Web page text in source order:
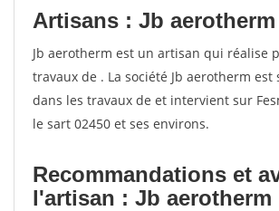
Artisans : Jb aerotherm
Jb aerotherm est un artisan qui réalise
travaux de . La société Jb aerotherm est
dans les travaux de et intervient sur
le sart 02450 et ses environs.
Recommandations et
l'artisan : Jb aerotherm